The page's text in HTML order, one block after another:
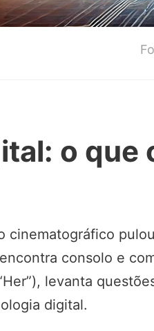
o que
cinematográfico
consolo e
levanta
digital.